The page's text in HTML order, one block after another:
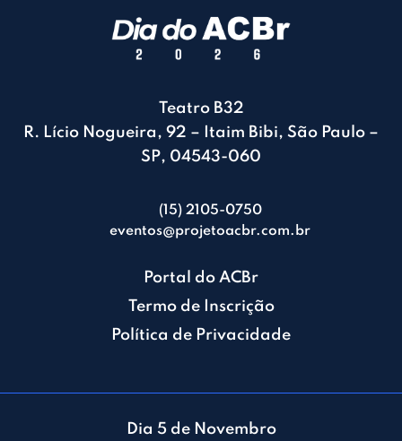
Teatro B32
R. Lício Nogueira, 92 – Itaim Bibi, São Paulo –
SP, 04543-060
(15) 2105-0750
eventos@projetoacbr.com.br
Portal do ACBr
Termo de Inscrição
Política de Privacidade
Dia 5 de Novembro